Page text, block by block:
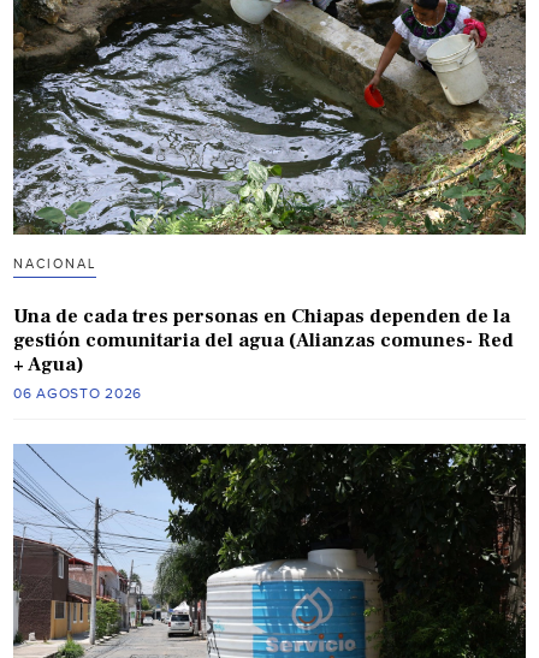
NACIONAL
Una de cada tres personas en Chiapas dependen de la
gestión comunitaria del agua (Alianzas comunes- Red
+ Agua)
06 AGOSTO 2026